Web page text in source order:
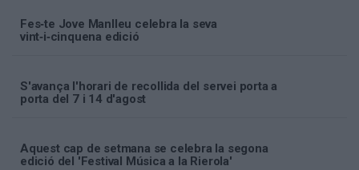
Fes‑te Jove Manlleu celebra la seva
vint‑i‑cinquena edició
S'avança l'horari de recollida del servei porta a
porta del 7 i 14 d'agost
Aquest cap de setmana se celebra la segona
edició del 'Festival Música a la Rierola'